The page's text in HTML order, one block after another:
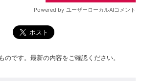
のです。最新の内容をご確認ください。